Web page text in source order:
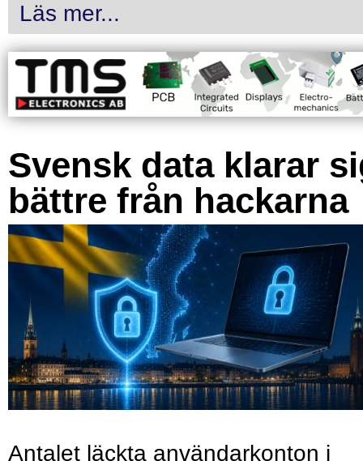
Läs mer...
Svensk data klarar
bättre från hackarna
Antalet läckta användarkonton i